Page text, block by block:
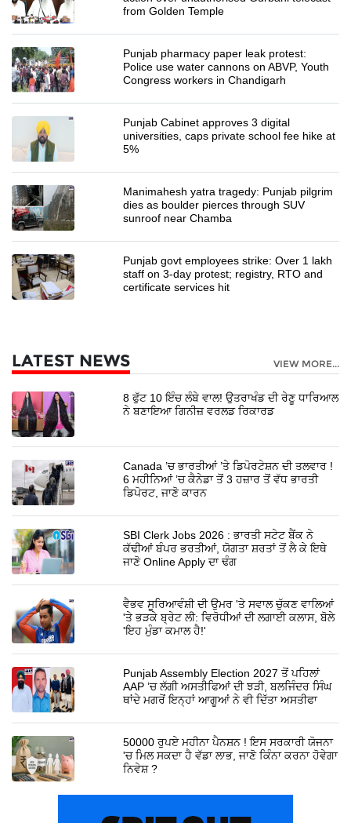
from Golden Temple
Punjab pharmacy paper leak protest:
Police use water cannons on ABVP, Youth
Congress workers in Chandigarh
Punjab Cabinet approves 3 digital
universities, caps private school fee hike at
5%
Manimahesh yatra tragedy: Punjab pilgrim
dies as boulder pierces through SUV
sunroof near Chamba
Punjab govt employees strike: Over 1 lakh
staff on 3-day protest; registry, RTO and
certificate services hit
LATEST NEWS VIEW MORE...
8 ਫੁੱਟ 10 ਇੰਚ ਲੰਬੇ ਵਾਲ! ਉਤਰਾਖੰਡ ਦੀ ਰੇਣੂ ਧਾਰਿਆਲ
ਨੇ ਬਣਾਇਆ ਗਿਨੀਜ਼ ਵਰਲਡ ਰਿਕਾਰਡ
Canada ’ਚ ਭਾਰਤੀਆਂ ’ਤੇ ਡਿਪੋਰਟੇਸ਼ਨ ਦੀ ਤਲਵਾਰ !
6 ਮਹੀਨਿਆਂ ’ਚ ਕੈਨੇਡਾ ਤੋਂ 3 ਹਜ਼ਾਰ ਤੋਂ ਵੱਧ ਭਾਰਤੀ
ਡਿਪੋਰਟ, ਜਾਣੋ ਕਾਰਨ
SBI Clerk Jobs 2026 : ਭਾਰਤੀ ਸਟੇਟ ਬੈਂਕ ਨੇ
ਕੱਢੀਆਂ ਬੰਪਰ ਭਰਤੀਆਂ, ਯੋਗਤਾ ਸ਼ਰਤਾਂ ਤੋਂ ਲੈ ਕੇ ਇਥੇ
ਜਾਣੋ Online Apply ਦਾ ਢੰਗ
ਵੈਭਵ ਸੂਰਿਆਵੰਸ਼ੀ ਦੀ ਉਮਰ 'ਤੇ ਸਵਾਲ ਚੁੱਕਣ ਵਾਲਿਆਂ
'ਤੇ ਭੜਕੇ ਬ੍ਰੇਟ ਲੀ: ਵਿਰੋਧੀਆਂ ਦੀ ਲਗਾਈ ਕਲਾਸ, ਬੋਲੇ
'ਇਹ ਮੁੰਡਾ ਕਮਾਲ ਹੈ!'
Punjab Assembly Election 2027 ਤੋਂ ਪਹਿਲਾਂ
AAP ’ਚ ਲੱਗੀ ਅਸਤੀਫਿਆਂ ਦੀ ਝੜੀ, ਬਲਜਿੰਦਰ ਸਿੰਘ
ਥਾਂਦੇ ਮਗਰੋਂ ਇਨ੍ਹਾਂ ਆਗੂਆਂ ਨੇ ਵੀ ਦਿੱਤਾ ਅਸਤੀਫਾ
50000 ਰੁਪਏ ਮਹੀਨਾ ਪੈਨਸ਼ਨ ! ਇਸ ਸਰਕਾਰੀ ਯੋਜਨਾ
'ਚ ਮਿਲ ਸਕਦਾ ਹੈ ਵੱਡਾ ਲਾਭ, ਜਾਣੋ ਕਿੰਨਾ ਕਰਨਾ ਹੋਵੇਗਾ
ਨਿਵੇਸ਼ ?